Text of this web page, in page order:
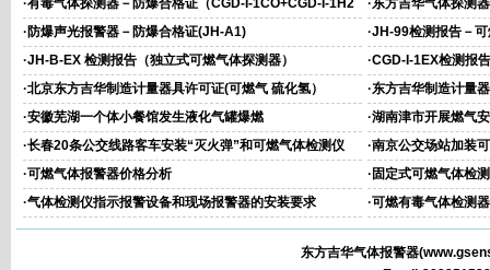
·有毒气体探测器－防爆合格证（CGD-I-1CO+CGD-I-1H2
S）
·东方吉华气体探测
· 防爆声光报警器－防爆合格证(JH-A1) ·JH-99检测报告－
·JH-B-EX 检测报告（独立式可燃气体探测器） ·CGD-I-1EX检测报
心）
·北京东方吉华制造计量器具许可证(可燃气 硫化氢） ·东方吉华制造计量
·安徽芜湖一个体小餐馆发生液化气罐爆燃 ·湖南津市开展燃气
·长春20条公交线路客车安装“灭火弹”和可燃气体检测仪 ·南京公交场站加装
·可燃气体报警器价格分析 · 固定式可燃气体检
·气体检测仪指示报警设备和现场报警器的安装要求 ·可燃有毒气体检测
东方吉华气体报警器(